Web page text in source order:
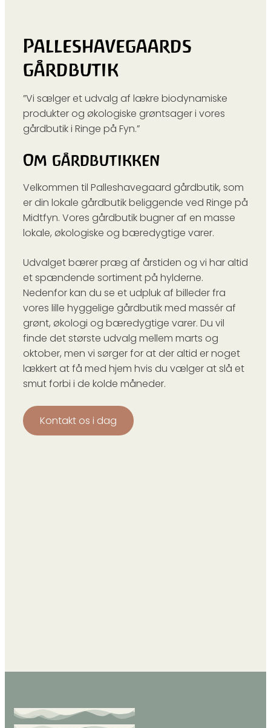
Palleshavegaards
gårdbutik
”Vi sælger et udvalg af lækre biodynamiske
produkter og økologiske grøntsager i vores
gårdbutik i Ringe på Fyn.”
Om gårdbutikken
Velkommen til Palleshavegaard gårdbutik, som
er din lokale gårdbutik beliggende ved Ringe på
Midtfyn. Vores gårdbutik bugner af en masse
lokale, økologiske og bæredygtige varer.
Udvalget bærer præg af årstiden og vi har altid
et spændende sortiment på hylderne.
Nedenfor kan du se et udpluk af billeder fra
vores lille hyggelige gårdbutik med massér af
grønt, økologi og bæredygtige varer. Du vil
finde det største udvalg mellem marts og
oktober, men vi sørger for at der altid er noget
lækkert at få med hjem hvis du vælger at slå et
smut forbi i de kolde måneder.
Kontakt os i dag